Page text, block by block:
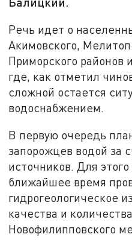
Речь идет о
Акимовского,
Приморского районов
где, как отметил
сложной остается
водоснабжением.
В первую очередь
запорожцев водой за
источников. Для
ближайшее время
гидрогеологическое
качества и
Новофилипповского